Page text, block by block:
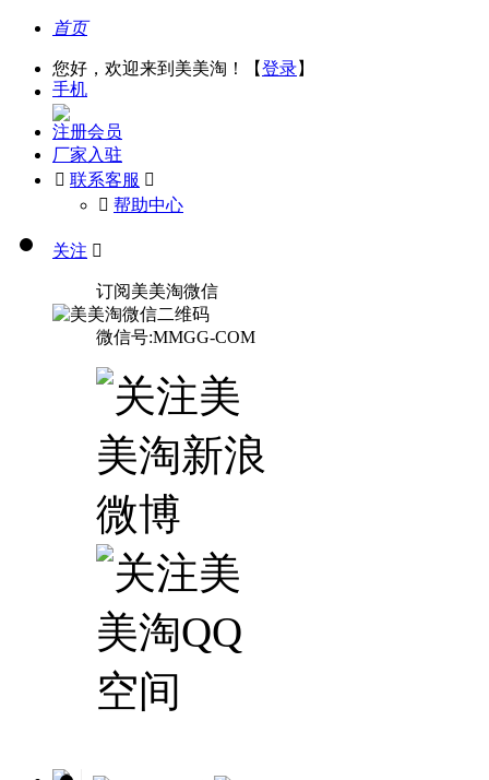
首页
您好，欢迎来到美美淘！【登录】
手机
注册会员
厂家入驻
 联系客服 
󰅃 帮助中心
关注 
订阅美美淘微信
微信号:MMGG-COM